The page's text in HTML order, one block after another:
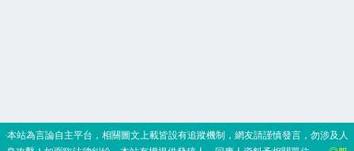
‧本站為言論自主平台，相關圖文上載皆設有追蹤機制，網友請謹慎發言，勿涉及人